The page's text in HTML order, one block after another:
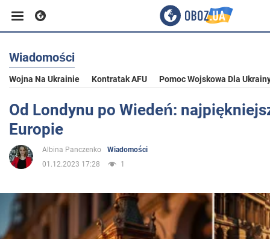
Biznes
Sport
Rozrywka
Polityka
Wiadomości
Wojna Na Ukrainie Kontratak AFU Pomoc Wojskowa Dla
Od Londynu po Wiedeń:
Europie
Albina Panczenko
Wiadomości
01.12.2023 17:28
1